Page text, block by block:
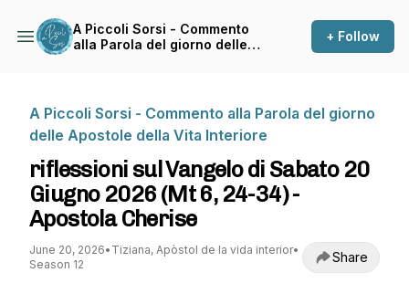
A Piccoli Sorsi - Commento
alla Parola del giorno delle
+ Follow
A Piccoli Sorsi - Commento alla Parola del giorno
delle Apostole della Vita Interiore
riflessioni sul Vangelo di Sabato 20
Giugno 2026 (Mt 6, 24-34) -
Apostola Cherise
June 20, 2026• Tiziana, Apòstol de la vida interior•
Season 12
Share